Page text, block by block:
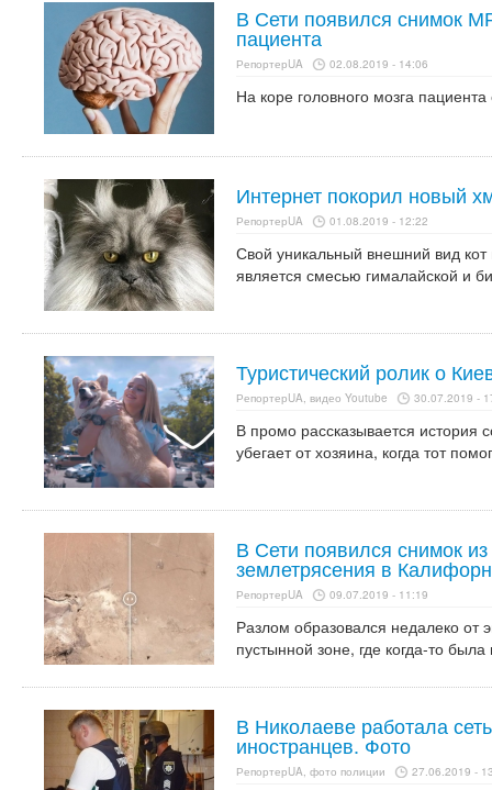
В Сети появился снимок
пациента
РепортерUA 02.08.2019 - 14:06
На коре головного мозга
Интернет покорил новый
РепортерUA 01.08.2019 - 12:22
Свой уникальный внешний вид кот
является смесью гималайской и
Туристический ролик о
РепортерUA, видео Youtube 30.07.2019 -
В промо рассказывается история
убегает от хозяина, когда тот
В Сети появился снимок
землетрясения в
РепортерUA 09.07.2019 - 11:19
Разлом образовался недалеко от
пустынной зоне, где когда-то была
В Николаеве работала
иностранцев. Фото
РепортерUA, фото полиции 27.06.2019 -